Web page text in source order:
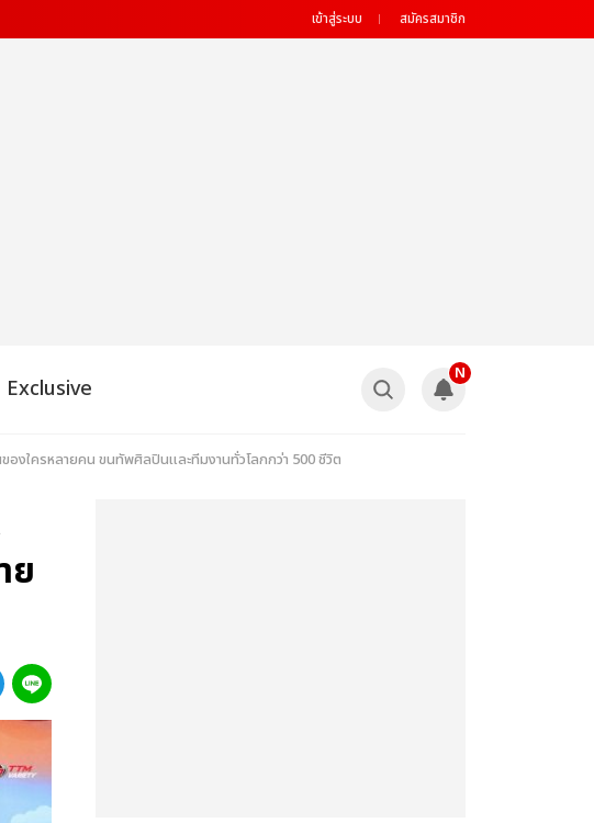
เข้าสู่ระบบ สมัครสมาชิก
Exclusive
N
งใครหลายคน ขนทัพศิลปินและทีมงานทั่วโลกกว่า 500 ชีวิต
ย